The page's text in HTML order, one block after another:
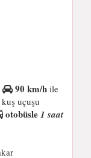
90 km/h ile
uçuşu
otobüsle1 saat